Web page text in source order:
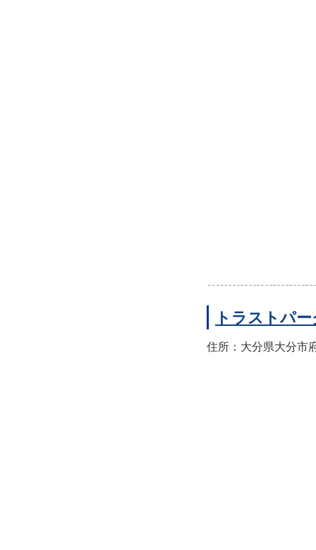
トラストパ
住所：大分県大分市